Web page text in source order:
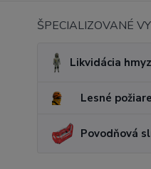
ŠPECIALIZOVANÉ
Likvidácia
Lesné požiare
Povodňová